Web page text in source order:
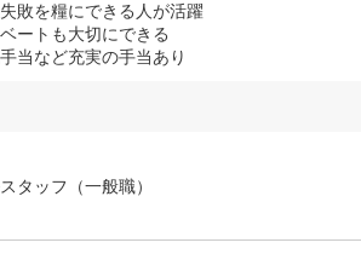
敗を糧にできる人が活躍
ートも大切にできる
当など充実の手当あり
タッフ（一般職）